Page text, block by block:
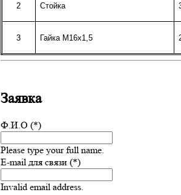
2 Стойка
3 Гайка М16х1,5
Заявка
Ф.И.О (*)
Please type your full name.
E-mail для связи (*)
Invalid email address.